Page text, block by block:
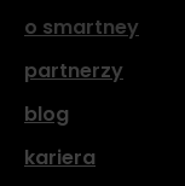
o smartney
partnerzy
blog
kariera